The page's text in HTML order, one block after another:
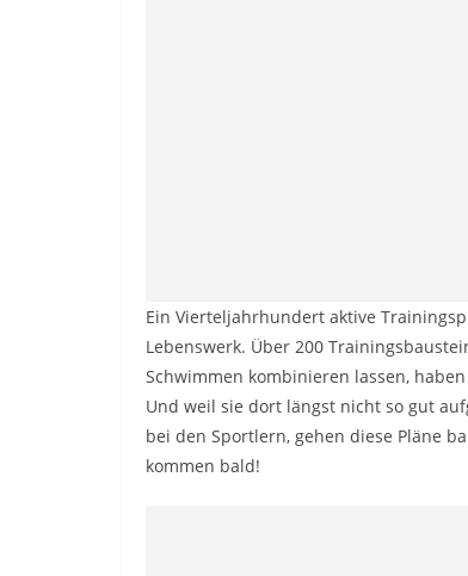
Ein Vierteljahrhundert aktive
Lebenswerk. Über 200
Schwimmen kombinieren lassen,
Und weil sie dort längst nicht so gut
bei den Sportlern, gehen diese Pläne
kommen bald!